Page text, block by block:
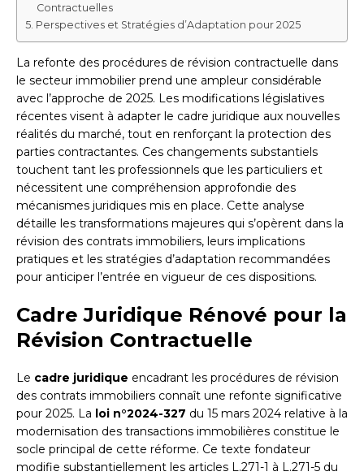
Contractuelles
Perspectives et Stratégies d’Adaptation pour 2025
La refonte des procédures de révision contractuelle dans
le secteur immobilier prend une ampleur considérable
avec l’approche de 2025. Les modifications législatives
récentes visent à adapter le cadre juridique aux nouvelles
réalités du marché, tout en renforçant la protection des
parties contractantes. Ces changements substantiels
touchent tant les professionnels que les particuliers et
nécessitent une compréhension approfondie des
mécanismes juridiques mis en place. Cette analyse
détaille les transformations majeures qui s’opèrent dans la
révision des contrats immobiliers, leurs implications
pratiques et les stratégies d’adaptation recommandées
pour anticiper l’entrée en vigueur de ces dispositions.
Cadre Juridique Rénové pour la
Révision Contractuelle
Le cadre juridique encadrant les procédures de révision
des contrats immobiliers connaît une refonte significative
pour 2025. La loi n°2024-327 du 15 mars 2024 relative à la
modernisation des transactions immobilières constitue le
socle principal de cette réforme. Ce texte fondateur
modifie substantiellement les articles L.271-1 à L.271-5 du